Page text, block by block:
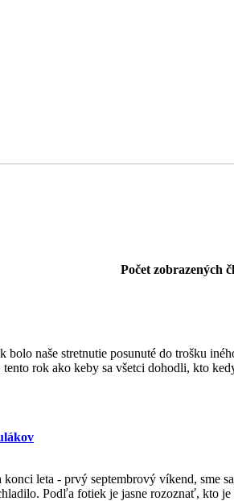
Počet zobrazených
bolo naše stretnutie posunuté do trošku
rok ako keby sa všetci dohodli, kto
konci leta - prvý septembrový víkend,
Podľa fotiek je jasne rozoznať, kto